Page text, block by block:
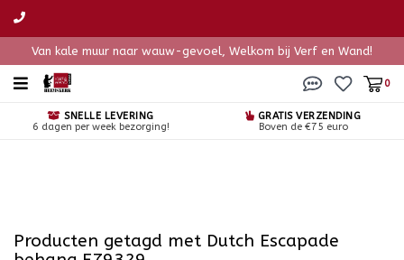
Van kale muur naar wauw-gevoel, Welkom bij Verf en Wand!
0
SNELLE LEVERING
6 dagen per week bezorging!
GRATIS VERZENDING
Boven de €75 euro
Producten getagd met Dutch Escapade